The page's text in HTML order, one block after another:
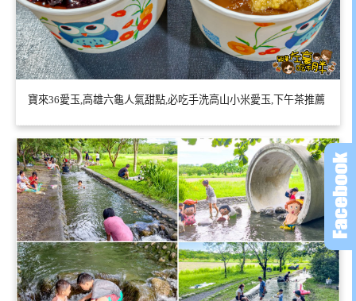
寶來36愛玉,高雄六龜人氣甜點,必吃手洗高山小米愛玉,下午茶推薦